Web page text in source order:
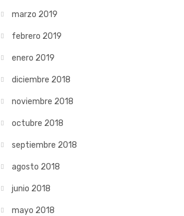
marzo 2019
febrero 2019
enero 2019
diciembre 2018
noviembre 2018
octubre 2018
septiembre 2018
agosto 2018
junio 2018
mayo 2018